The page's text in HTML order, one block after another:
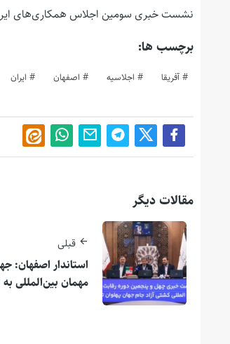
نشست خبری سومین اجلاس همکاری‌های ایران
برچسب ها:
آفریقا اجلاسیه اصفهان ایران
مقالات دیگر
قبلی
مهمان بین‌المللی